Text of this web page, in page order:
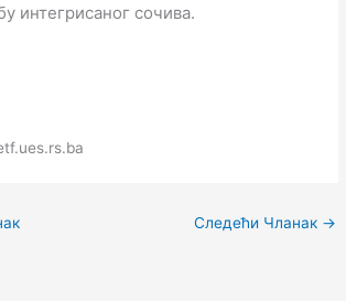
интегрисаног сочива.
Следећи Чланак →